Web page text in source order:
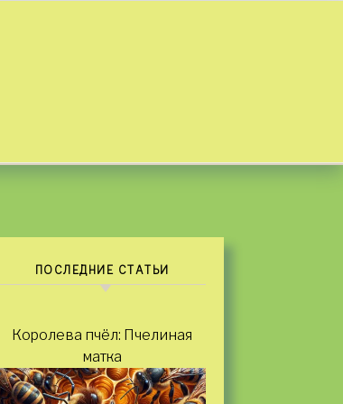
ПОСЛЕДНИЕ СТАТЬИ
Королева пчёл: Пчелиная
матка